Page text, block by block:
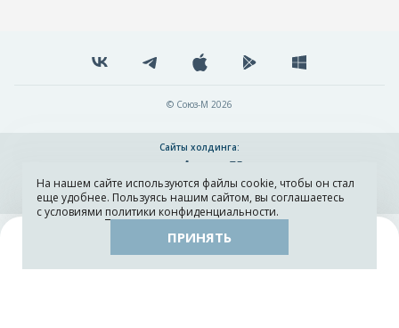
Каталог Остатки тканей
© Союз-М 2026
Сайты холдинга:
Разработка и поддержка сайта ADN
На нашем сайте используются файлы cookie, чтобы он стал
еще удобнее. Пользуясь нашим сайтом, вы соглашаетесь
с условиями политики конфиденциальности.
ПРИНЯТЬ